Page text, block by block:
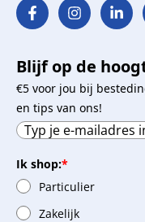
Blijf op de
€5 voor jou bij
en tips van ons!
Ik shop:*
Particulier
Zakelijk